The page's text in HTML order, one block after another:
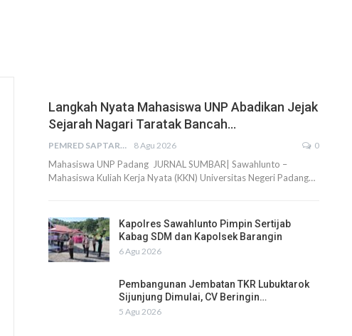
Langkah Nyata Mahasiswa UNP Abadikan Jejak
Sejarah Nagari Taratak Bancah…
PEMRED SAPTARIUS 8 Agu 2026 0
Mahasiswa UNP Padang JURNAL SUMBAR| Sawahlunto –
Mahasiswa Kuliah Kerja Nyata (KKN) Universitas Negeri Padang…
Kapolres Sawahlunto Pimpin Sertijab
Kabag SDM dan Kapolsek Barangin
6 Agu 2026
Pembangunan Jembatan TKR Lubuktarok
Sijunjung Dimulai, CV Beringin…
5 Agu 2026